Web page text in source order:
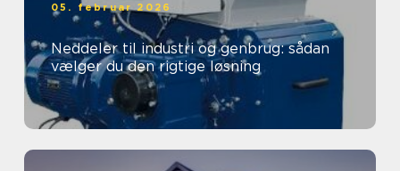
05. februar 2026
Neddeler til industri og genbrug: sådan
vælger du den rigtige løsning